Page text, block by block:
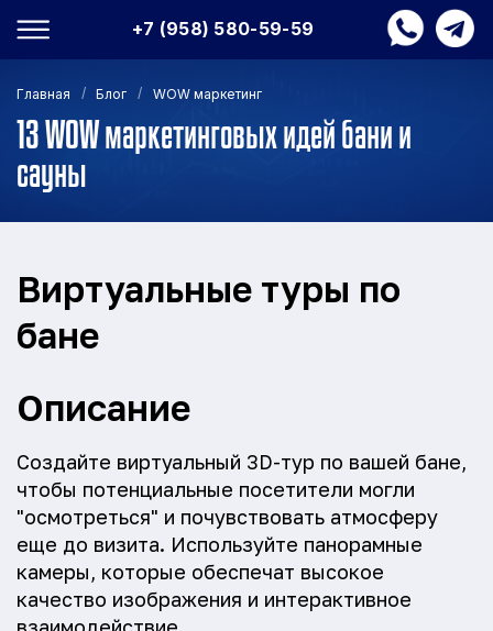
+7 (958) 580-59-59
Главная / Блог / WOW маркетинг
13 WOW маркетинговых идей бани и
сауны
Виртуальные туры по
бане
Описание
Создайте виртуальный 3D-тур по вашей бане,
чтобы потенциальные посетители могли
"осмотреться" и почувствовать атмосферу
еще до визита. Используйте панорамные
камеры, которые обеспечат высокое
качество изображения и интерактивное